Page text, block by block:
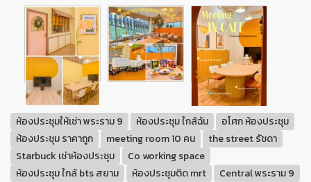
ห้องประชุมให้เช่า พระราม 9 ห้องประชุม ใกล้ฉัน
อโศก ห้องประชุม
ห้องประชุม ราคาถูก
meeting room 10 คน
the street รัชดา
Starbuck เช่าห้องประชุม
Co working space
ห้องประชุม ใกล้ bts สยาม
ห้องประชุมติด mrt
Central พระราม 9